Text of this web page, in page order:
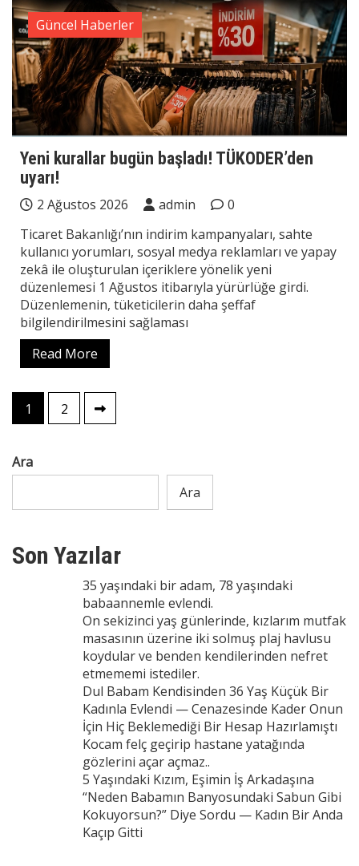
Güncel Haberler
Yeni kurallar bugün başladı! TÜKODER’den
uyarı!
2 Ağustos 2026 admin
0
Ticaret Bakanlığı’nın indirim kampanyaları, sahte
kullanıcı yorumları, sosyal medya reklamları ve yapay
zekâ ile oluşturulan içeriklere yönelik yeni
düzenlemesi 1 Ağustos itibarıyla yürürlüğe girdi.
Düzenlemenin, tüketicilerin daha şeffaf
bilgilendirilmesini sağlaması
Read More
Yazı
sayfalaması
1 2
Ara
Ara
Son Yazılar
35 yaşındaki bir adam, 78 yaşındaki
babaannemle evlendi.
On sekizinci yaş günlerinde, kızlarım mutfak
masasının üzerine iki solmuş plaj havlusu
koydular ve benden kendilerinden nefret
etmememi istediler.
Dul Babam Kendisinden 36 Yaş Küçük Bir
Kadınla Evlendi — Cenazesinde Kader Onun
İçin Hiç Beklemediği Bir Hesap Hazırlamıştı
Kocam felç geçirip hastane yatağında
gözlerini açar açmaz..
5 Yaşındaki Kızım, Eşimin İş Arkadaşına
“Neden Babamın Banyosundaki Sabun Gibi
Kokuyorsun?” Diye Sordu — Kadın Bir Anda
Kaçıp Gitti